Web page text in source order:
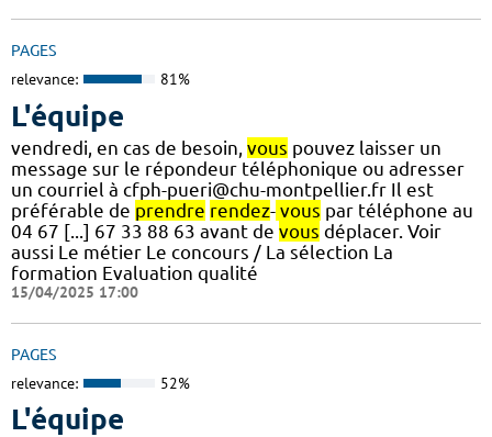
PAGES
relevance: 81%
L'équipe
vendredi, en cas de besoin, vous pouvez laisser un
message sur le répondeur téléphonique ou adresser
un courriel à cfph-pueri@chu-montpellier.fr Il est
préférable de prendre rendez- vous par téléphone au
04 67 [...] 67 33 88 63 avant de vous déplacer. Voir
aussi Le métier Le concours / La sélection La
formation Evaluation qualité
15/04/2025 17:00
PAGES
relevance: 52%
L'équipe